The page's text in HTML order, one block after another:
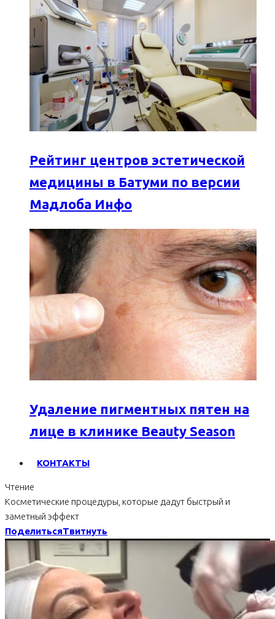
Рейтинг центров эстетической
медицины в Батуми по версии
Мадлоба Инфо
Удаление пигментных пятен на
лице в клинике Beauty Season
КОНТАКТЫ
Чтение
Косметические процедуры, которые дадут быстрый и
заметный эффект
ПоделитьсяТвитнуть